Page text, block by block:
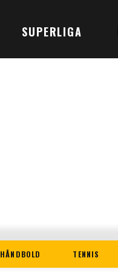
SUPERLIGA
HÅNDBOLD TENNIS